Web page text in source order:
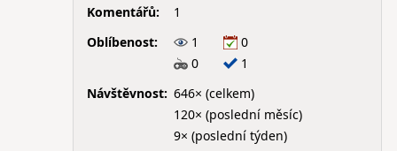
Komentářů:
1
Oblíbenost:
1
0
0
1
Návštěvnost: 646× (celkem)
120× (poslední měsíc)
9× (poslední týden)